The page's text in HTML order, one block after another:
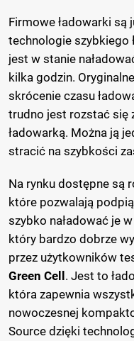
Firmowe ładowarki są
technologie szybkiego
jest w stanie
kilka godzin.
skrócenie czasu
trudno jest rozstać się
ładowarką. Można ją
stracić na szybkości
Na rynku dostępne są
które pozwalają
szybko naładować je
który bardzo dobrze
przez użytkowników
Green Cell . Jest to
która zapewnia
nowoczesnej
Source dzięki